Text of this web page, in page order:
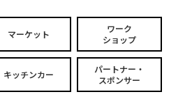
マーケット
ワーク
ショップ
キッチンカー
パートナー・
スポンサー